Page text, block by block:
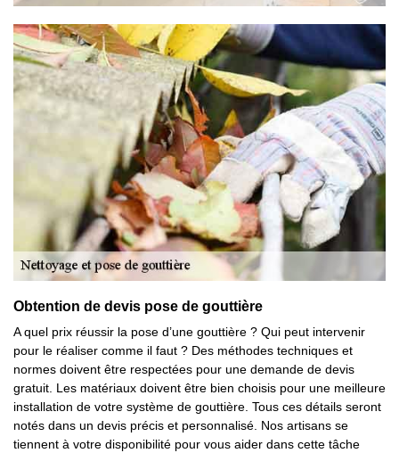
Obtention de devis pose de gouttière
A quel prix réussir la pose d’une gouttière ? Qui peut intervenir
pour le réaliser comme il faut ? Des méthodes techniques et
normes doivent être respectées pour une demande de devis
gratuit. Les matériaux doivent être bien choisis pour une meilleure
installation de votre système de gouttière. Tous ces détails seront
notés dans un devis précis et personnalisé. Nos artisans se
tiennent à votre disponibilité pour vous aider dans cette tâche